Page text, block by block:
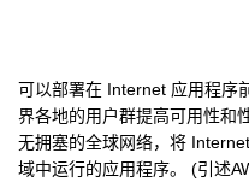
可以部署在 Internet 应用程序
界各地的用户群提高可用性和
无拥塞的全球网络，将
域中运行的应用程序。 (引述